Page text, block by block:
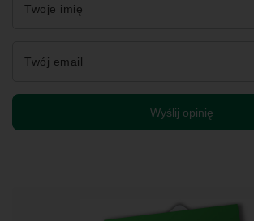
Twoje imię
Twój email
Wyślij opinię